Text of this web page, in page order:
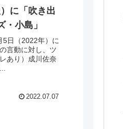
に「吹き出
小島」
5日（2022年）に
言動に対し、ツ
あり）成川佐奈
2022.07.07